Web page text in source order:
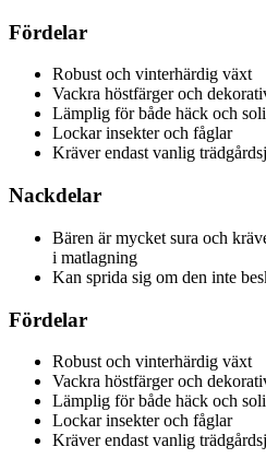
Fördelar
Robust och vinterhärdig växt
Vackra höstfärger och
Lämplig för både häck och
Lockar insekter och fåglar
Kräver endast vanlig
Nackdelar
Bären är mycket sura och
i matlagning
Kan sprida sig om den inte
Fördelar
Robust och vinterhärdig växt
Vackra höstfärger och
Lämplig för både häck och
Lockar insekter och fåglar
Kräver endast vanlig